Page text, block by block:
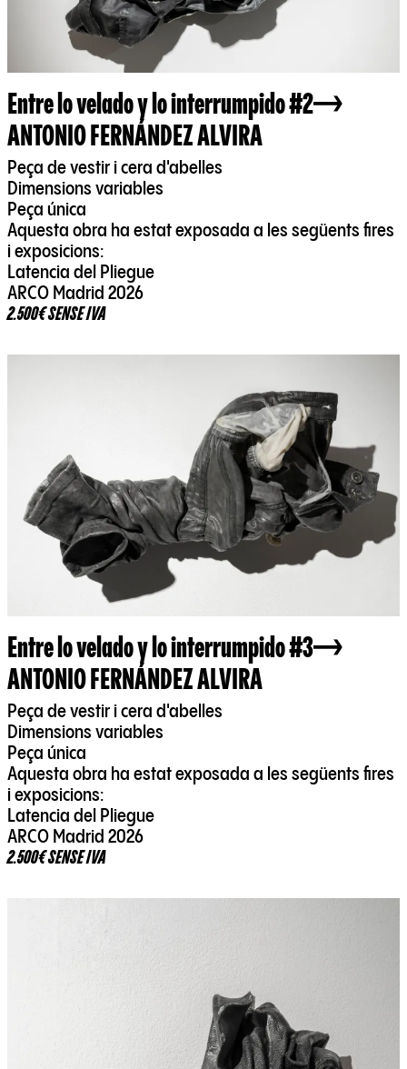
Entre lo velado y lo interrumpido #2
ANTONIO FERNÁNDEZ ALVIRA
Peça de vestir i cera d'abelles
Dimensions variables
Peça única
Aquesta obra ha estat exposada a les següents fires
i exposicions:
Latencia del Pliegue
ARCO Madrid 2026
2.500€ SENSE IVA
Entre lo velado y lo interrumpido #3
ANTONIO FERNÁNDEZ ALVIRA
Peça de vestir i cera d'abelles
Dimensions variables
Peça única
Aquesta obra ha estat exposada a les següents fires
i exposicions:
Latencia del Pliegue
ARCO Madrid 2026
2.500€ SENSE IVA